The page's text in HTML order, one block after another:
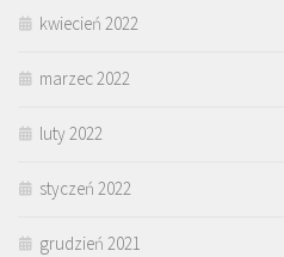
kwiecień 2022
marzec 2022
luty 2022
styczeń 2022
grudzień 2021